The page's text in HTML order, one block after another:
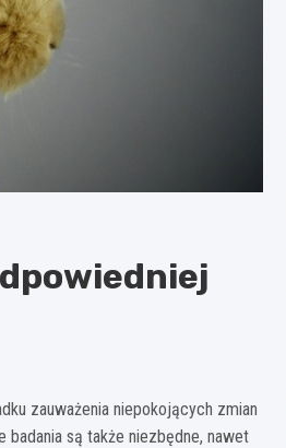
zauważenia niepokojących zmian
badania są także niezbędne, nawet